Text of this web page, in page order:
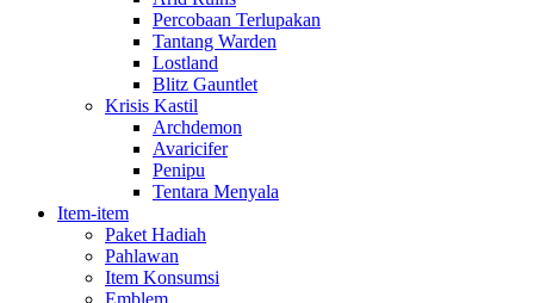
Percobaan Terlupakan
Tantang Warden
Lostland
Blitz Gauntlet
Krisis Kastil
Archdemon
Avaricifer
Penipu
Tentara Menyala
Item-item
Paket Hadiah
Pahlawan
Item Konsumsi